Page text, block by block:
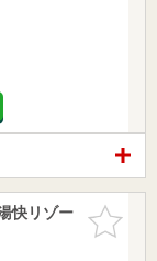
お気に入
りに追加
快リゾー